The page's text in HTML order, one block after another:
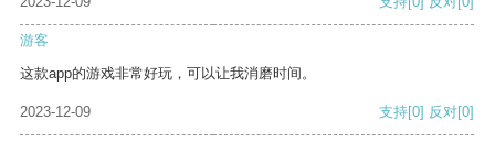
游客
这款app的游戏非常好玩，可以让我消磨时间。
2023-12-09 支持[0] 反对[0]